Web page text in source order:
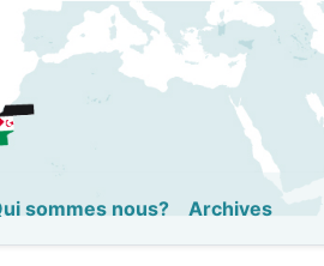
Aller
au
contenu
sommes nous? Archives